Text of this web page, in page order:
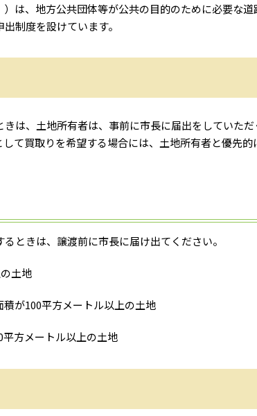
は、地方公共団体等が公共の目的のために必要な道
制度を設けています。
は、土地所有者は、事前に市長に届出をしていた
て買取りを希望する場合には、土地所有者と優先的
ときは、譲渡前に市長に届け出てください。
土地
が100平方メートル以上の土地
方メートル以上の土地